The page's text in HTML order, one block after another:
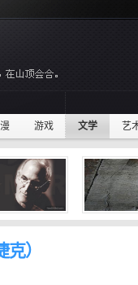
游戏 文学 艺
）